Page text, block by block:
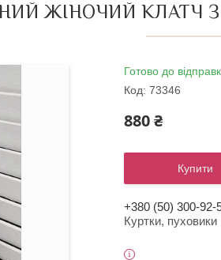
ЖІНОЧИЙ КЛАТЧ
Готово до
Код: 73346
880 ₴
Купити
+380 (50) 300-92-
Куртки, пуховики